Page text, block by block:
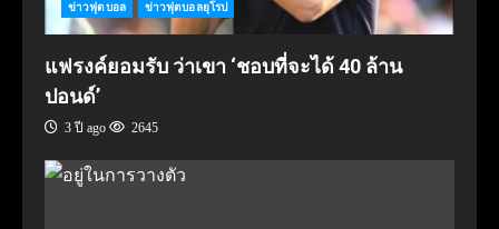
ข่าวฟุตบอล ข่าวฟุตบอลยุโรป
แฟรงค์ยอมรับ ว่าเขา ‘ชอบที่จะได้ 40 ล้าน
ปอนด์’
3 ปี ago 2645